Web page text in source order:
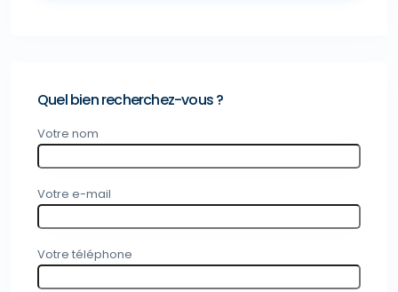
Quel bien recherchez-vous ?
Votre nom
Votre e-mail
Votre téléphone